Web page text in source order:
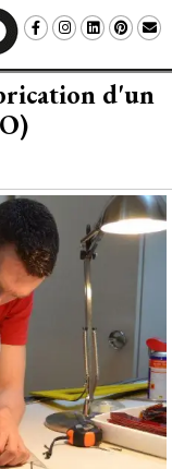
d'un